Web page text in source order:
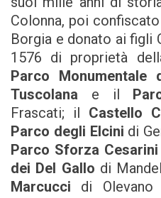
Colonna, poi
Borgia e donato ai figli
1576 di proprietà
Parco Monumentale
Tuscolana e il
Frascati; il Castello
Parco degli Elcini di
Parco Sforza Cesarini
dei Del Gallo di
Marcucci di Olevano